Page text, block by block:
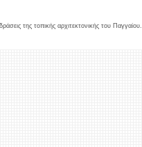
της τοπικής αρχιτεκτονικής του Παγγαίου.